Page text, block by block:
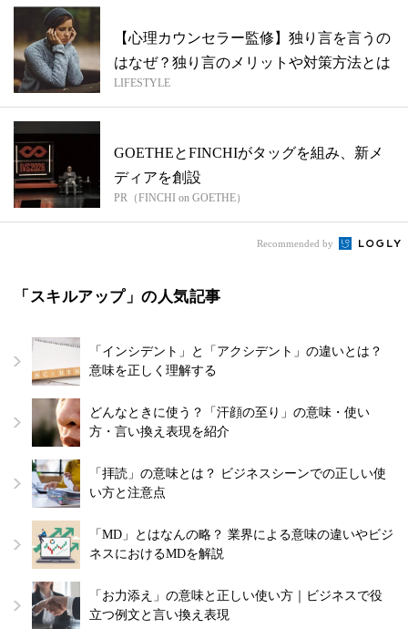
【心理カウンセラー監修】独り言を言うの
はなぜ？独り言のメリットや対策方法とは
LIFESTYLE
GOETHEとFINCHIがタッグを組み、新メ
ディアを創設
PR（FINCHI on GOETHE）
Recommended by
「スキルアップ」の人気記事
「インシデント」と「アクシデント」の違いとは？
意味を正しく理解する
どんなときに使う？「汗顔の至り」の意味・使い
方・言い換え表現を紹介
「拝読」の意味とは？ ビジネスシーンでの正しい使
い方と注意点
「MD」とはなんの略？ 業界による意味の違いやビジ
ネスにおけるMDを解説
「お力添え」の意味と正しい使い方｜ビジネスで役
立つ例文と言い換え表現